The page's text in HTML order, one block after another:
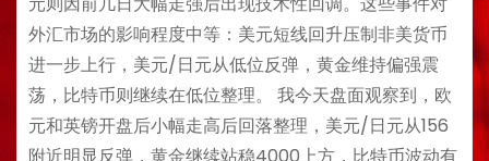
外汇市场的影响程度中等：美元短线回升压制非美货币
进一步上行，美元/日元从低位反弹，黄金维持偏强震
荡，比特币则继续在低位整理。 我今天盘面观察到，欧
元和英镑开盘后小幅走高后回落整理，美元/日元从156